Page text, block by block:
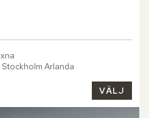
Arlanda
VÄLJ